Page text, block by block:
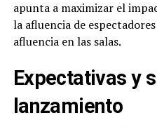
apunta a maximizar el
la afluencia de
afluencia en las salas.
Expectativas y
lanzamiento